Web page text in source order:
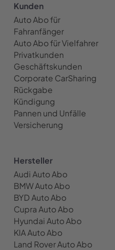
Kunden
Auto Abo für
Fahranfänger
Auto Abo für Vielfahrer
Privatkunden
Geschäftskunden
Corporate CarSharing
Rückgabe
Kündigung
Pannen und Unfälle
Versicherung
Hersteller
Audi Auto Abo
BMW Auto Abo
BYD Auto Abo
Cupra Auto Abo
Hyundai Auto Abo
KIA Auto Abo
Land Rover Auto Abo